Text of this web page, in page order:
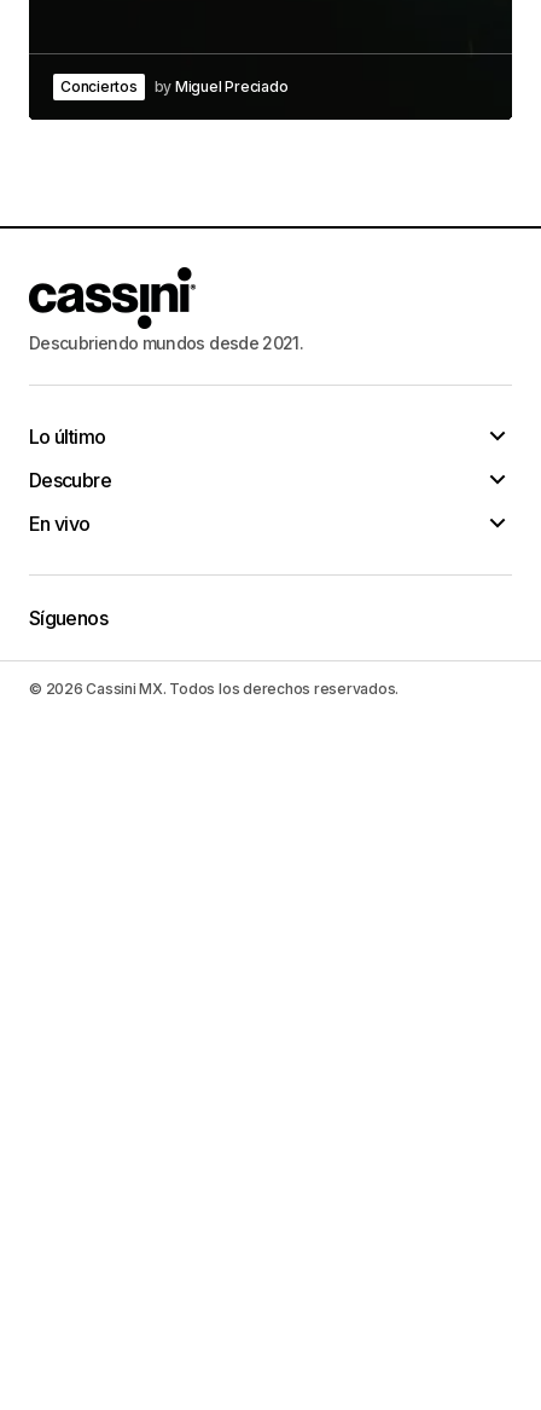
Conciertos by Miguel Preciado
Descubriendo mundos desde 2021.
Lo último
Descubre
En vivo
Síguenos
© 2026 Cassini MX. Todos los derechos reservados.